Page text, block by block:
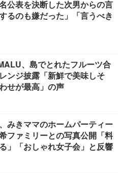
公表を決断した次男からの言
るのも嫌だった」「言うべき
、島でとれたフルーツ合
ンジ披露「新鮮で美味しそ
せが最高」の声
みきママのホームパーティー
ファミリーとの写真公開「料
」「おしゃれ女子会」と反響